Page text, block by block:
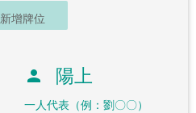
新增牌位
person 陽上
一人代表（例：劉〇〇）